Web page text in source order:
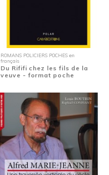
ROMANS POLICIERS POCHES en
français
Du Rififi chez les fils de la
veuve - format poche